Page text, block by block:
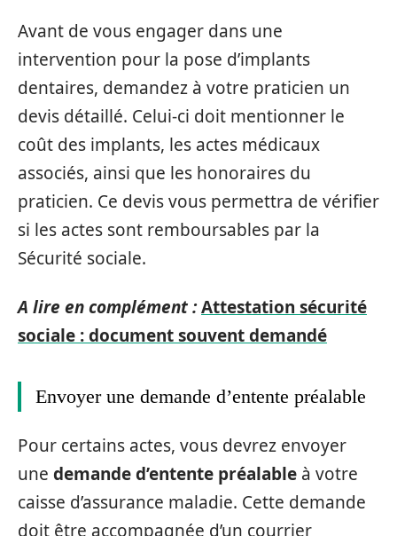
Avant de vous engager dans une
intervention pour la pose d’implants
dentaires, demandez à votre praticien un
devis détaillé. Celui-ci doit mentionner le
coût des implants, les actes médicaux
associés, ainsi que les honoraires du
praticien. Ce devis vous permettra de vérifier
si les actes sont remboursables par la
Sécurité sociale.
A lire en complément :Attestation sécurité
sociale : document souvent demandé
Envoyer une demande d’entente préalable
Pour certains actes, vous devrez envoyer
une demande d’entente préalable à votre
caisse d’assurance maladie. Cette demande
doit être accompagnée d’un courrier